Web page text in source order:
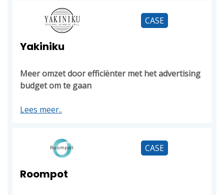
Yakiniku
CASE
Meer omzet door efficiënter met het advertising
budget om te gaan
Lees meer..
Roompot
CASE